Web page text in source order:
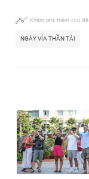
Khám phá thêm chủ đề
NGÀY VÍA THẦN TÀI